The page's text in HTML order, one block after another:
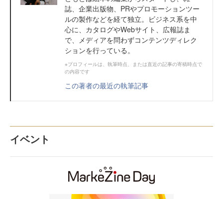
誌、企業出版物、PRやプロモーションツー
ルの製作などを経て独立。ビジネス系を中
心に、カタログやWebサイト、広報誌ま
で、メディアを問わずコンテンツディレク
ションを行っている。
※プロフィールは、執筆時点、または直近の記事の寄稿時点で
の内容です
この著者の最近の執筆記事
イベント